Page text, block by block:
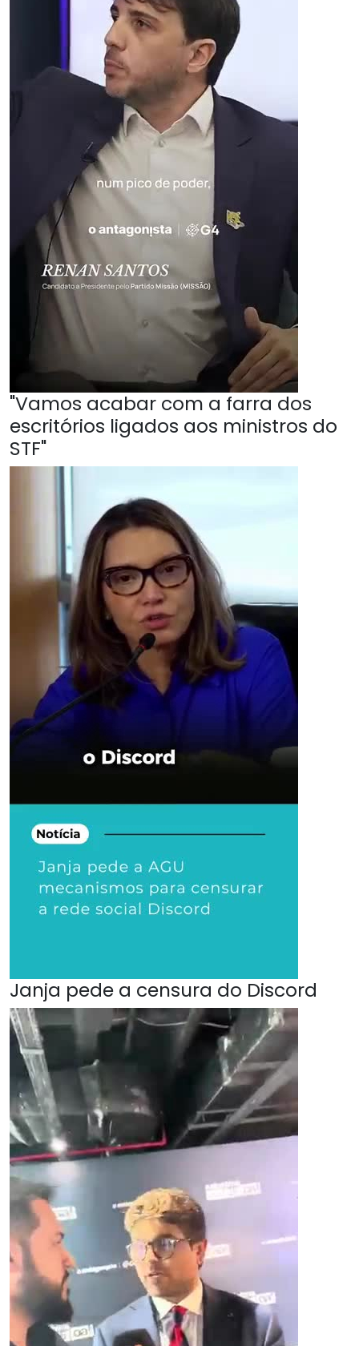
"Vamos acabar com a farra dos
escritórios ligados aos ministros do
STF"
Janja pede a censura do Discord